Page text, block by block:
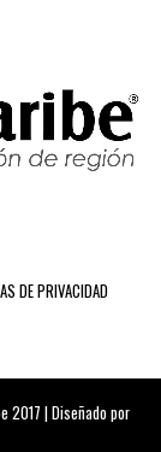
DE PRIVACIDAD
2017 | Diseñado por